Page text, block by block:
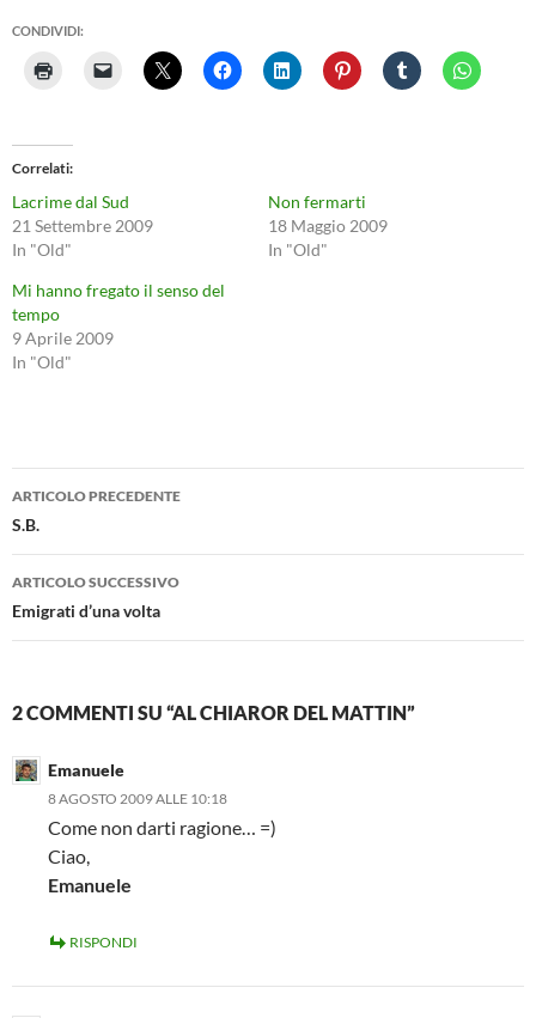
CONDIVIDI:
Correlati
Lacrime dal Sud
21 Settembre 2009
In "Old"
Non fermarti
18 Maggio 2009
In "Old"
Mi hanno fregato il senso del
tempo
9 Aprile 2009
In "Old"
Navigazione
articolo
ARTICOLO PRECEDENTE
S.B.
ARTICOLO SUCCESSIVO
Emigrati d’una volta
2 COMMENTI SU “AL CHIAROR DEL MATTIN”
Emanuele
8 AGOSTO 2009 ALLE 10:18
Come non darti ragione… =)
Ciao,
Emanuele
RISPONDI